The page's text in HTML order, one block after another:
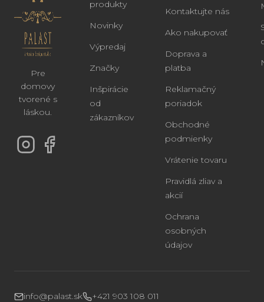
Pre
domovy
tvorené s
láskou.
produkty
Novinky
Výpredaj
Značky
Inšpirácie
od
zákazníkov
Kontaktujte nás
Ako nakupovať
Doprava a
platba
Reklamačný
poriadok
Obchodné
podmienky
Vrátenie tovaru
Pravidlá zliav a
akcií
Ochrana
osobných
údajov
info@palast.sk
+421 903 108 011